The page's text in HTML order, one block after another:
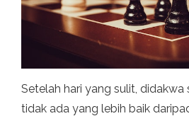
Setelah hari yang sulit, didakwa
tidak ada yang lebih baik